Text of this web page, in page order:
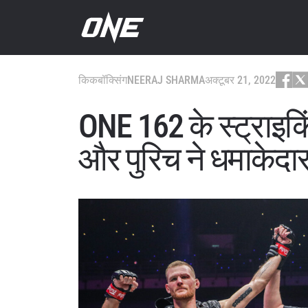
किकबॉक्सिंगNEERAJ SHARMAअक्टूबर 21, 2022
ONE 162 के
और पुरिच ने